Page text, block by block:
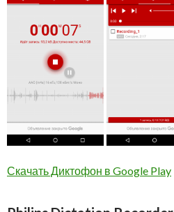
Скачать Диктофон в Google Play